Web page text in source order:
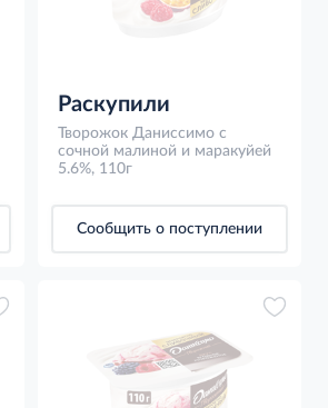
Раскупили
Творожок Даниссимо с
сочной малиной и маракуйей
5.6%, 110г
Сообщить о поступлении